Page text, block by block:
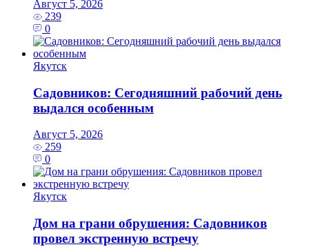
Август 5, 2026
239
0
Якутск
Садовников: Сегодняшний рабочий день
выдался особенным
Август 5, 2026
259
0
Якутск
Дом на грани обрушения: Садовников
провел экстренную встречу